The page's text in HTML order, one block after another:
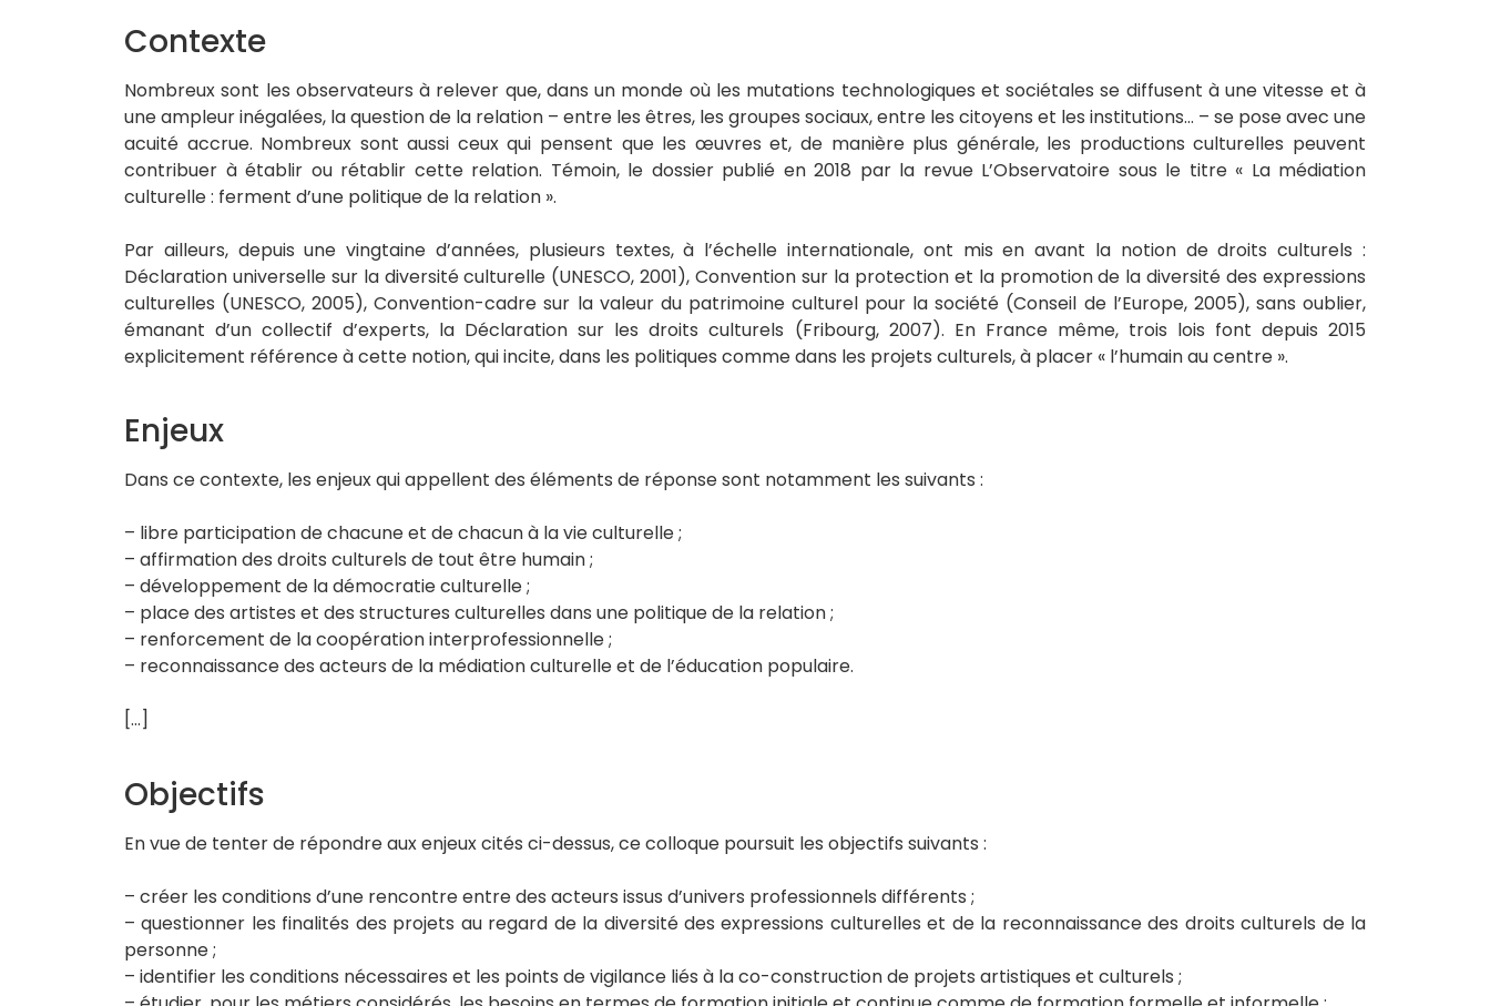
Contexte
Nombreux sont les observateurs à relever que, dans un monde où les mutations technologiques et sociétales se diffusent à une vitesse et à
une ampleur inégalées, la question de la relation – entre les êtres, les groupes sociaux, entre les citoyens et les institutions… – se pose avec une
acuité accrue. Nombreux sont aussi ceux qui pensent que les œuvres et, de manière plus générale, les productions culturelles peuvent
contribuer à établir ou rétablir cette relation. Témoin, le dossier publié en 2018 par la revue L’Observatoire sous le titre « La médiation
culturelle : ferment d’une politique de la relation ».
Par ailleurs, depuis une vingtaine d’années, plusieurs textes, à l’échelle internationale, ont mis en avant la notion de droits culturels :
Déclaration universelle sur la diversité culturelle (UNESCO, 2001), Convention sur la protection et la promotion de la diversité des expressions
culturelles (UNESCO, 2005), Convention-cadre sur la valeur du patrimoine culturel pour la société (Conseil de l’Europe, 2005), sans oublier,
émanant d’un collectif d’experts, la Déclaration sur les droits culturels (Fribourg, 2007). En France même, trois lois font depuis 2015
explicitement référence à cette notion, qui incite, dans les politiques comme dans les projets culturels, à placer « l’humain au centre ».
Enjeux
Dans ce contexte, les enjeux qui appellent des éléments de réponse sont notamment les suivants :
– libre participation de chacune et de chacun à la vie culturelle ;
– affirmation des droits culturels de tout être humain ;
– développement de la démocratie culturelle ;
– place des artistes et des structures culturelles dans une politique de la relation ;
– renforcement de la coopération interprofessionnelle ;
– reconnaissance des acteurs de la médiation culturelle et de l’éducation populaire.
[…]
Objectifs
En vue de tenter de répondre aux enjeux cités ci-dessus, ce colloque poursuit les objectifs suivants :
– créer les conditions d’une rencontre entre des acteurs issus d’univers professionnels différents ;
– questionner les finalités des projets au regard de la diversité des expressions culturelles et de la reconnaissance des droits culturels de la
personne ;
– identifier les conditions nécessaires et les points de vigilance liés à la co-construction de projets artistiques et culturels ;